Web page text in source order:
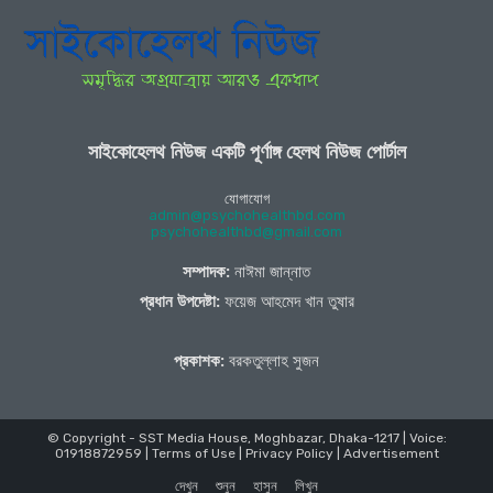
সাইকোহেলথ নিউজ একটি পূর্ণাঙ্গ হেলথ নিউজ পোর্টাল
যোগাযোগ
admin@psychohealthbd.com
psychohealthbd@gmail.com
সম্পাদক: নাঈমা জান্নাত
প্রধান উপদেষ্টা:ফয়েজ আহমেদ খান তুষার
প্রকাশক: বরকতুল্লাহ সুজন
© Copyright - SST Media House, Moghbazar, Dhaka-1217 | Voice:
01918872959 | Terms of Use| Privacy Policy| Advertisement
দেখুন শুনুন হাসুন লিখুন